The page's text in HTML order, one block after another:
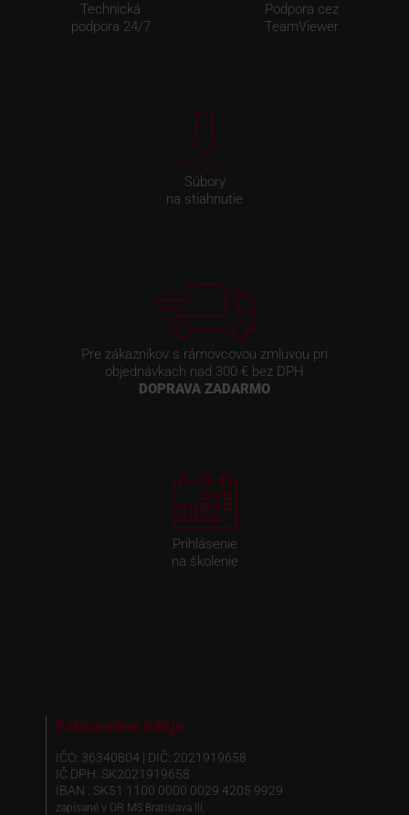
Technická
podpora 24/7
Podpora cez
TeamViewer
Súbory
na stiahnutie
Pre zákazníkov s rámovcovou zmluvou pri
objednávkach nad 300 € bez DPH
DOPRAVA ZADARMO
Prihlásenie
na školenie
Fakturačné údaje
IČO: 36340804 | DIČ: 2021919658
IČ DPH: SK2021919658
IBAN : SK51 1100 0000 0029 4205 9929
zapísané v OR MS Bratislava III,